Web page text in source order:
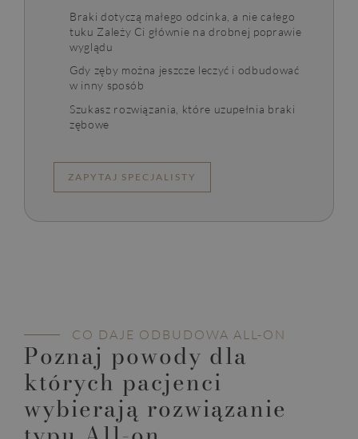
Braki dotyczą małego odcinka, a nie całego
tuku Zależy Ci głównie na drobnej poprawie
wyglądu
Gdy zęby można jeszcze leczyć i odbudować
w inny sposób
Szukasz rozwiązania, które uzupełnia braki
zębowe
ZAPYTAJ SPECJALISTY
Poznaj powody dla
których pacjenci
wybierają rozwiązanie
CO DAJE ODBUDOWA ALL-ON